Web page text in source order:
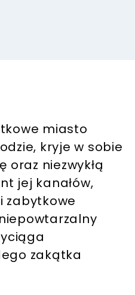
miasto
kryje w sobie
niezwykłą
jej kanałów,
zabytkowe
zakątka